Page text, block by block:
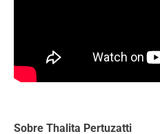
Sobre Thalita Pertuzatti